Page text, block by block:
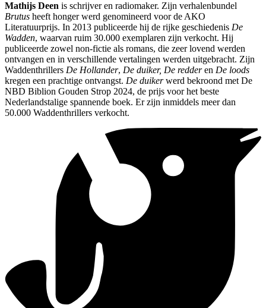
Mathijs Deen is schrijver en radiomaker. Zijn verhalenbundel
Brutus heeft honger werd genomineerd voor de AKO
Literatuurprijs. In 2013 publiceerde hij de rijke geschiedenis De
Wadden, waarvan ruim 30.000 exemplaren zijn verkocht. Hij
publiceerde zowel non-fictie als romans, die zeer lovend werden
ontvangen en in verschillende vertalingen werden uitgebracht. Zijn
Waddenthrillers De Hollander, De duiker, De redderen De loods
kregen een prachtige ontvangst. De duikerwerd bekroond met De
NBD Biblion Gouden Strop 2024, de prijs voor het beste
Nederlandstalige spannende boek. Er zijn inmiddels meer dan
50.000 Waddenthrillers verkocht.